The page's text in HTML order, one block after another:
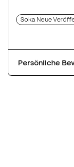
Soka Neue
Persönliche